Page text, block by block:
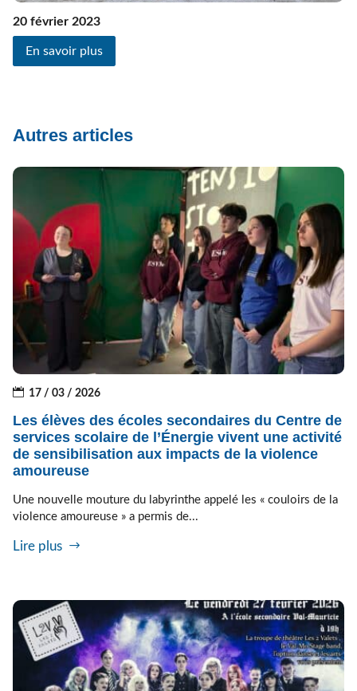
20 février 2023
En savoir plus
Autres articles
17 / 03 / 2026
Les élèves des écoles secondaires du Centre de
services scolaire de l’Énergie vivent une activité
de sensibilisation aux impacts de la violence
amoureuse
Une nouvelle mouture du labyrinthe appelé les « couloirs de la
violence amoureuse » a permis de...
Lire plus